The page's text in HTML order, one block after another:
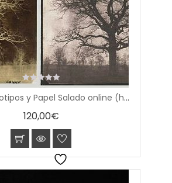
Taller de Calotipos y Papel Salado online (horario América del Sur y Central)
0
out
5120,00€